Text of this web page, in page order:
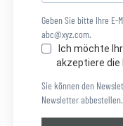
Geben Sie bitte Ihre E-
abc@xyz.com.
Ich möchte
akzeptiere die
Sie können den
Newsletter abbestellen.